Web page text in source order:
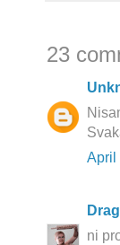
23
April
ni